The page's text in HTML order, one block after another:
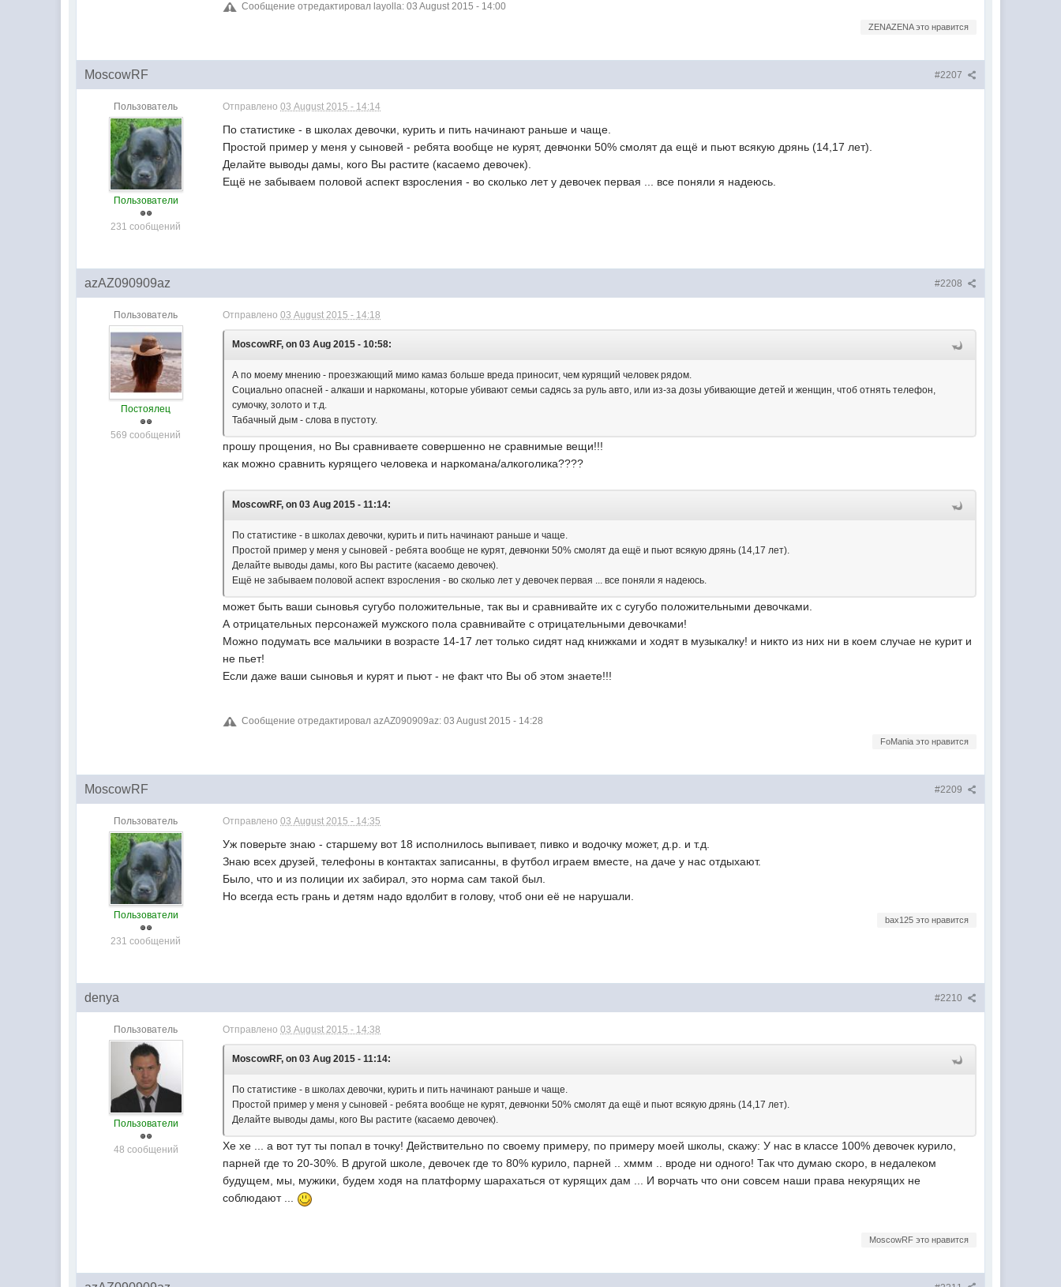
Сообщение отредактировал layolla: 03 August 2015 - 14:00
ZENAZENA это нравится
#2207
MoscowRF
Пользователь
Пользователи
231 сообщений
Отправлено03 August 2015 - 14:14
По статистике - в школах девочки, курить и пить начинают раньше и чаще.
Простой пример у меня у сыновей - ребята вообще не курят, девчонки 50% смолят да ещё и пьют всякую дрянь (14,17 лет).
Делайте выводы дамы, кого Вы растите (касаемо девочек).
Ещё не забываем половой аспект взросления - во сколько лет у девочек первая ... все поняли я надеюсь.
#2208
azAZ090909az
Пользователь
Постоялец
569 сообщений
Отправлено03 August 2015 - 14:18
MoscowRF, on 03 Aug 2015 - 10:58:
А по моему мнению - проезжающий мимо камаз больше вреда приносит, чем курящий человек рядом.
Социально опасней - алкаши и наркоманы, которые убивают семьи садясь за руль авто, или из-за дозы убивающие детей и женщин, чтоб отнять телефон,
сумочку, золото и т.д.
Табачный дым - слова в пустоту.
прошу прощения, но Вы сравниваете совершенно не сравнимые вещи!!!
как можно сравнить курящего человека и наркомана/алкоголика????
MoscowRF, on 03 Aug 2015 - 11:14:
По статистике - в школах девочки, курить и пить начинают раньше и чаще.
Простой пример у меня у сыновей - ребята вообще не курят, девчонки 50% смолят да ещё и пьют всякую дрянь (14,17 лет).
Делайте выводы дамы, кого Вы растите (касаемо девочек).
Ещё не забываем половой аспект взросления - во сколько лет у девочек первая ... все поняли я надеюсь.
может быть ваши сыновья сугубо положительные, так вы и сравнивайте их с сугубо положительными девочками.
А отрицательных персонажей мужского пола сравнивайте с отрицательными девочками!
Можно подумать все мальчики в возрасте 14-17 лет только сидят над книжками и ходят в музыкалку! и никто из них ни в коем случае не курит и
не пьет!
Если даже ваши сыновья и курят и пьют - не факт что Вы об этом знаете!!!
Сообщение отредактировал azAZ090909az: 03 August 2015 - 14:28
FoMania это нравится
#2209
MoscowRF
Пользователь
Пользователи
231 сообщений
Отправлено03 August 2015 - 14:35
Уж поверьте знаю - старшему вот 18 исполнилось выпивает, пивко и водочку может, д.р. и т.д.
Знаю всех друзей, телефоны в контактах записанны, в футбол играем вместе, на даче у нас отдыхают.
Было, что и из полиции их забирал, это норма сам такой был.
Но всегда есть грань и детям надо вдолбит в голову, чтоб они её не нарушали.
bax125 это нравится
#2210
denya
Пользователь
Пользователи
48 сообщений
Отправлено03 August 2015 - 14:38
MoscowRF, on 03 Aug 2015 - 11:14:
По статистике - в школах девочки, курить и пить начинают раньше и чаще.
Простой пример у меня у сыновей - ребята вообще не курят, девчонки 50% смолят да ещё и пьют всякую дрянь (14,17 лет).
Делайте выводы дамы, кого Вы растите (касаемо девочек).
Хе хе ... а вот тут ты попал в точку! Действительно по своему примеру, по примеру моей школы, скажу: У нас в классе 100% девочек курило,
парней где то 20-30%. В другой школе, девочек где то 80% курило, парней .. хммм .. вроде ни одного! Так что думаю скоро, в недалеком
будущем, мы, мужики, будем ходя на платформу шарахаться от курящих дам ... И ворчать что они совсем наши права некурящих не
соблюдают ...
MoscowRF это нравится